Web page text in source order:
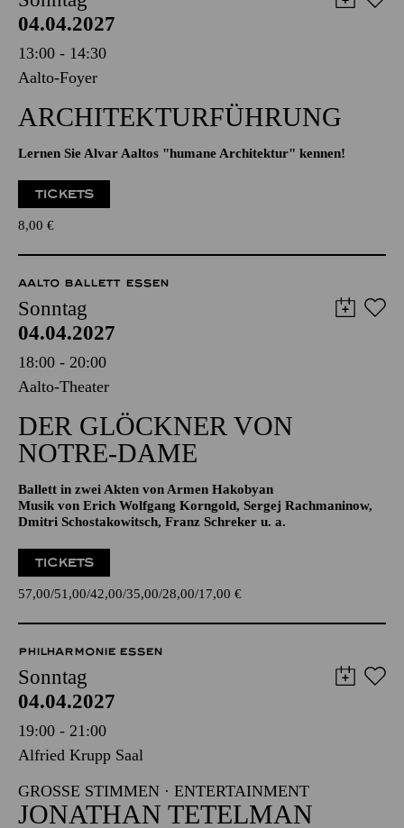
AALTO MUSIKTHEATER
AALTO BALLETT ESSEN
Sonntag
04.04.2027
13:00 - 14:30
Lernen Sie Alvar Aaltos "humane Architektur" kennen!
8,00 €
AALTO BALLETT ESSEN
Sonntag
04.04.2027
18:00 - 20:00
Aalto-Theater
DER GLÖCKNER­ VON
NOTRE-DAME
Musik von Erich Wolfgang Korngold, Sergej Rachmaninow,
Dmitri Schostakowitsch, Franz Schreker u. a.
57,00 51,00 42,00 35,00
PHILHARMONIE ESSEN
Sonntag
04.04.2027
19:00 - 21:00
Alfried Krupp Saal